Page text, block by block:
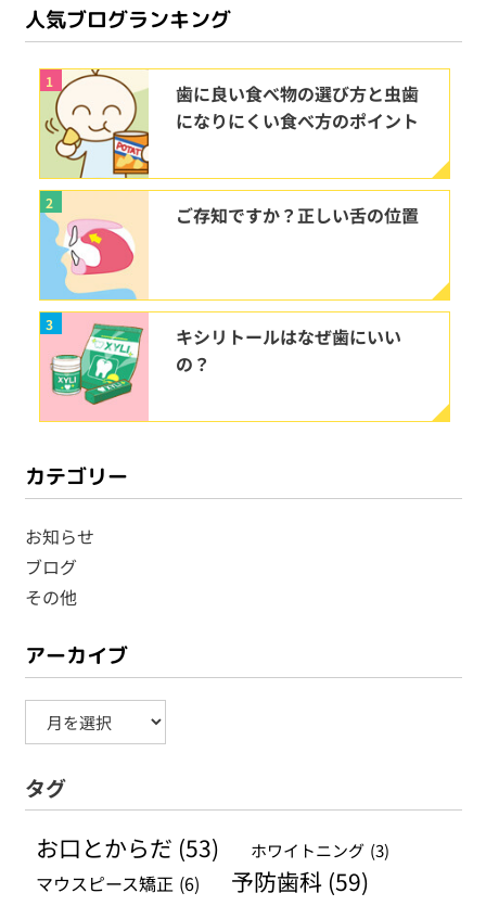
人気ブログランキング
1
歯に良い食べ物の選び方と虫歯
になりにくい食べ方のポイント
2 ご存知ですか？正しい舌の位置
3
キシリトールはなぜ歯にいい
の？
カテゴリー
お知らせ
ブログ
その他
アーカイブ
ー
カ
ブ
タグ
お口とからだ (53) ホワイトニング (3)
マウスピース矯正 (6) 予防歯科 (59)